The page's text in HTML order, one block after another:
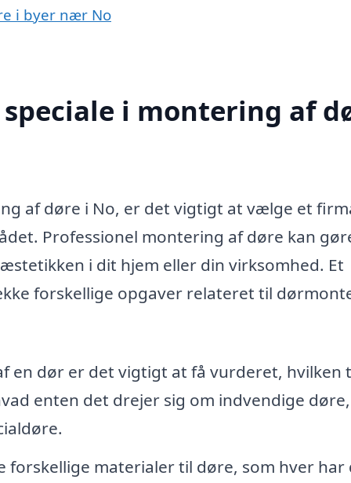
i byer nær No
i montering af
af døre i No, er det vigtigt at vælge et
Professionel montering af døre kan
i dit hjem eller din virksomhed. Et
forskellige opgaver relateret til
en dør er det vigtigt at få vurderet, hvilken
enten det drejer sig om indvendige døre,
forskellige materialer til døre, som hver har